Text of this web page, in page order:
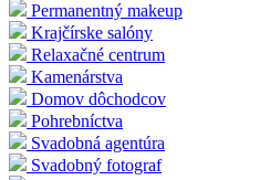
Permanentný makeup
Krajčírske salóny
Relaxačné centrum
Kamenárstva
Domov dôchodcov
Pohrebníctva
Svadobná agentúra
Svadobný fotograf